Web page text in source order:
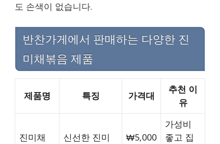
도 손색이 없습니다.
반찬가게에서 판매하는 다양한 진
미채볶음 제품
제품명 특징 가격대
추천 이
유
진미채
신선한 진미
₩5,000
가성비
좋고 집